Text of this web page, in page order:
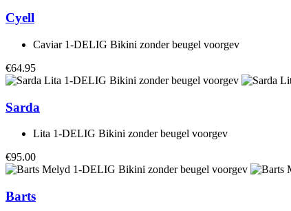
Cyell
Caviar 1-DELIG Bikini zonder beugel voorgev
€64.95
Sarda
Lita 1-DELIG Bikini zonder beugel voorgev
€95.00
Barts